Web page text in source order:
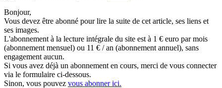
Bonjour,
Vous devez être abonné pour lire la suite de cet article, ses liens et
ses images.
L'abonnement à la lecture intégrale du site est à 1 € euro par mois
(abonnement mensuel) ou 11 € / an (abonnement annuel), sans
engagement aucun.
Si vous avez déjà un abonnement en cours, merci de vous connecter
via le formulaire ci-dessous.
Sinon, vous pouvez vous abonner ici.